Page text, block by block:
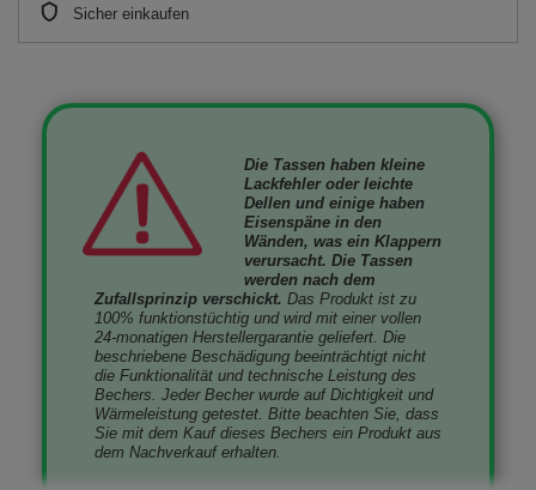
Sicher einkaufen
Die Tassen haben kleine
Lackfehler oder leichte
Dellen und einige haben
Eisenspäne in den
Wänden, was ein Klappern
verursacht. Die Tassen
werden nach dem
Zufallsprinzip verschickt. Das Produkt ist zu
100% funktionstüchtig und wird mit einer vollen
24-monatigen Herstellergarantie geliefert. Die
beschriebene Beschädigung beeinträchtigt nicht
die Funktionalität und technische Leistung des
Bechers. Jeder Becher wurde auf Dichtigkeit und
Wärmeleistung getestet. Bitte beachten Sie, dass
Sie mit dem Kauf dieses Bechers ein Produkt aus
dem Nachverkauf erhalten.